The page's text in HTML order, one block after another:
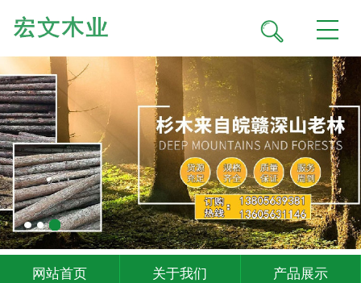
网站首页 关于我们 产品展示